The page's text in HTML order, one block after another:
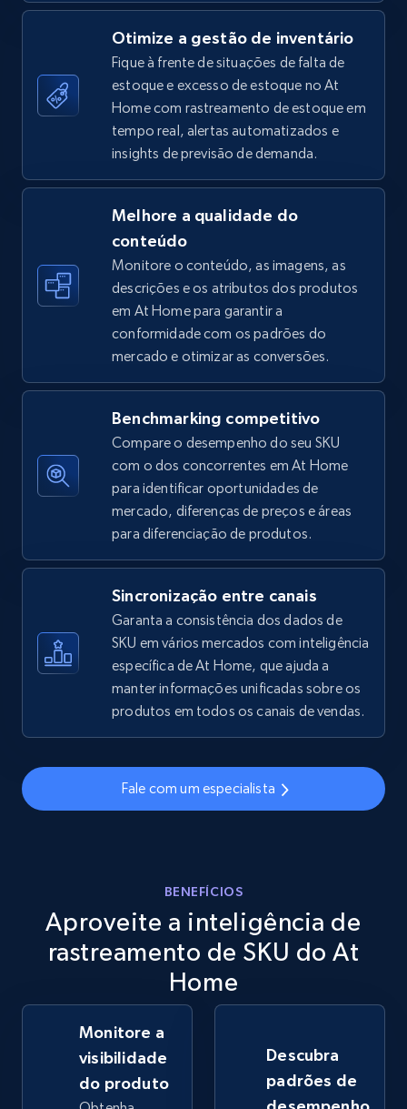
price, Final price, Discount percent, and more.
668+ Comece agora
TikTok Shop - discover records by shop url
price, Final price, Discount percent, and more.
5.4K+ 668+ Comece agora
Amazon sellers info
Seller id, URL, Seller name, Description, Detailed
info, Stars, Feedbacks, Return policy, and more.
2.5K+ 378+ Comece agora
Seller reviews, Breadcrumbs, Root category, and
2.5K+ 359+ Comece agora
URL, Product id, Title, Seller name, Seller rating,
359+ Comece agora
eBay - Collect products from shops on eBay
URL, Product id, Title, Seller name, Seller rating,
Seller reviews, Breadcrumbs, Root category, and
more.
2.5K+ Comece agora
Otimize a gestão de inventário
Fique à frente de situações de falta de
estoque e excesso de estoque no At
Home com rastreamento de estoque em
tempo real, alertas automatizados e
insights de previsão de demanda.
Melhore a qualidade do
conteúdo
Monitore o conteúdo, as imagens, as
descrições e os atributos dos produtos
em At Home para garantir a
conformidade com os padrões do
mercado e otimizar as conversões.
Benchmarking competitivo
Compare o desempenho do seu SKU
com o dos concorrentes em At Home
para identificar oportunidades de
mercado, diferenças de preços e áreas
para diferenciação de produtos.
Sincronização entre canais
Garanta a consistência dos dados de
SKU em vários mercados com inteligência
específica de At Home, que ajuda a
manter informações unificadas sobre os
produtos em todos os canais de vendas.
Fale com um especialista
BENEFÍCIOS
Aproveite a inteligência de
rastreamento de SKU do At
Home
Monitore a
visibilidade
do produto
Descubra
padrões de